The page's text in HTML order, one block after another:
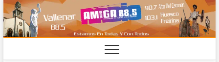
Saltar
al
contenido